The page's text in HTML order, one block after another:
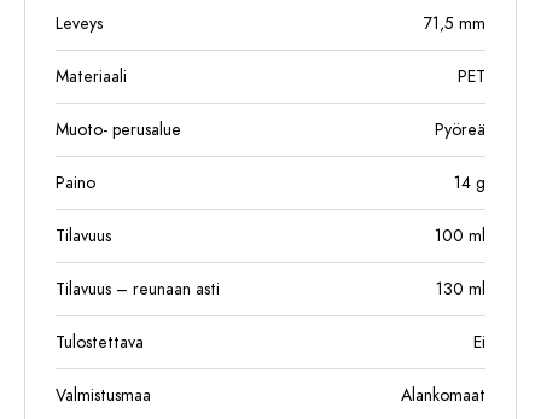
Leveys 71,5 mm
Materiaali PET
Muoto- perusalue Pyöreä
Paino 14 g
Tilavuus 100 ml
Tilavuus – reunaan asti 130 ml
Tulostettava Ei
Valmistusmaa Alankomaat